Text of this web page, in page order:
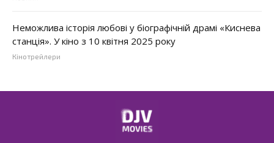
Неможлива історія любові у біографічній драмі «Киснева
станція». У кіно з 10 квітня 2025 року
Кінотрейлери